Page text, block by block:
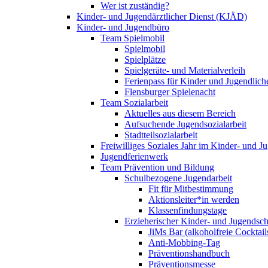
Wer ist zuständig?
Kinder- und Jugendärztlicher Dienst (KJÄD)
Kinder- und Jugendbüro
Team Spielmobil
Spielmobil
Spielplätze
Spielgeräte- und Materialverleih
Ferienpass für Kinder und
Flensburger Spielenacht
Team Sozialarbeit
Aktuelles aus diesem Bereich
Aufsuchende Jugendsozialarbeit
Stadtteilsozialarbeit
Freiwilliges Soziales Jahr im Kinder- und
Jugendferienwerk
Team Prävention und Bildung
Schulbezogene Jugendarbeit
Fit für Mitbestimmung
Aktionsleiter*in werden
Klassenfindungstage
Erzieherischer Kinder- und
JiMs Bar (alkoholfreie
Anti-Mobbing-Tag
Präventionshandbuch
Präventionsmesse